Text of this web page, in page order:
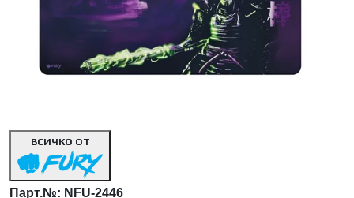
ВСИЧКО ОТ
Парт.№: NFU-2446